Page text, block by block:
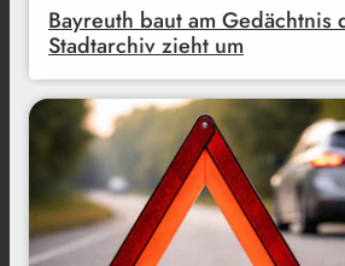
Bayreuth baut am Gedächtnis
Stadtarchiv zieht um